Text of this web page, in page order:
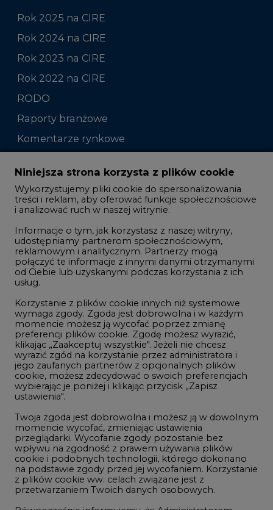
Rok 2025 na CIRE
Rok 2024 na CIRE
Rok 2023 na CIRE
Rok 2022 na CIRE
RODO
Raporty branżowe
Komentarze rynkowe
Zmiany kadrowe na rynku
Studio CIRE
Rozmowy o energetyce
Gospodarka
Geopolityka
LTE450
Innowacje i AI
Telekomunikacja i IT
Handel emisjami CO2
Wodór
Górnictwo
Atom
Fotowoltaika
Offshore wind
Niniejsza strona korzysta z plików cookie
Wykorzystujemy pliki cookie do spersonalizowania
treści i reklam, aby oferować funkcje społecznościowe
i analizować ruch w naszej witrynie.
Informacje o tym, jak korzystasz z naszej witryny,
udostępniamy partnerom społecznościowym,
reklamowym i analitycznym. Partnerzy mogą
połączyć te informacje z innymi danymi otrzymanymi
od Ciebie lub uzyskanymi podczas korzystania z ich
usług.
Korzystanie z plików cookie innych niż systemowe
wymaga zgody. Zgoda jest dobrowolna i w każdym
momencie możesz ją wycofać poprzez zmianę
preferencji plików cookie. Zgodę możesz wyrazić,
klikając „Zaakceptuj wszystkie". Jeżeli nie chcesz
wyrazić zgód na korzystanie przez administratora i
jego zaufanych partnerów z opcjonalnych plików
cookie, możesz zdecydować o swoich preferencjach
wybierając je poniżej i klikając przycisk „Zapisz
ustawienia".
Twoja zgoda jest dobrowolna i możesz ją w dowolnym
momencie wycofać, zmieniając ustawienia
przeglądarki. Wycofanie zgody pozostanie bez
wpływu na zgodność z prawem używania plików
cookie i podobnych technologii, którego dokonano
na podstawie zgody przed jej wycofaniem. Korzystanie
z plików cookie ww. celach związane jest z
przetwarzaniem Twoich danych osobowych.